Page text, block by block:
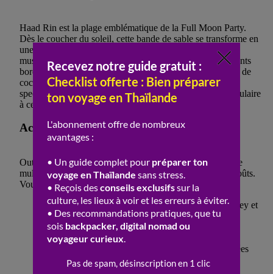
Haad Rin est la plage emblématique de la Full Moon Party.
Dès le coucher du soleil, cette bande de sable se transforme en
une scène gigantesque où des dizaines de DJ jouent des
musiques entraînantes et électrisantes. Les bars et restaurants
bordant la plage proposent quant à eux une variété infinie de
cocktails tropicaux, tandis que les feux d’artifice et les
spectacles de jonglerie de feu ajoutent une touche spectaculaire
à cette nuit unique.
Activités et divertissements sur la plage
Outre la danse et la musique, la Full Moon Party offre une
multitude d’activités et de divertissements pour tous les goûts.
Vous pouvez:
Participer à des jeux de plage tels que le beach-volley et
le football
Admirer des performances de cracheurs de feu et
d’acrobates
Vous détendre dans des zones de chill-out aménagées
avec des hamacs et des coussins
Déguster des spécialités locales dans les stands de